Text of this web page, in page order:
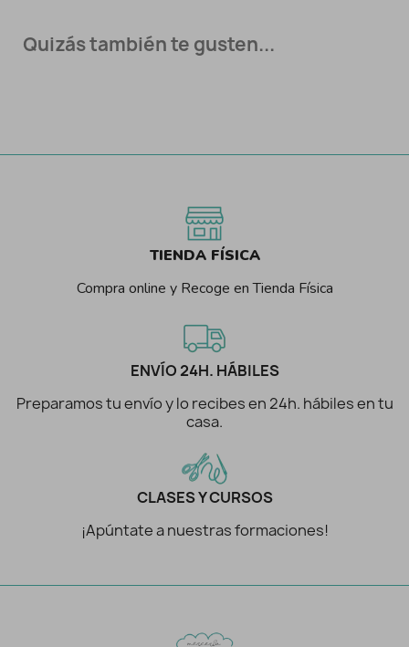
Quizás también te gusten...
TIENDA FÍSICA
Compra online y Recoge en Tienda Física
ENVÍO 24H. HÁBILES
Preparamos tu envío y lo recibes en 24h. hábiles en tu
casa.
CLASES Y CURSOS
¡Apúntate a nuestras formaciones!